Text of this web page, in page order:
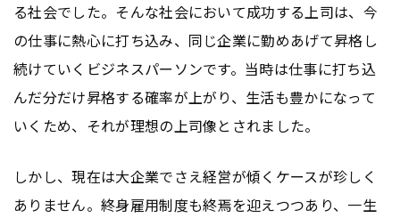
る社会でした。そんな社会において成功する上司は、今
の仕事に熱心に打ち込み、同じ企業に勤めあげて昇格し
続けていくビジネスパーソンです。当時は仕事に打ち込
んだ分だけ昇格する確率が上がり、生活も豊かになって
いくため、それが理想の上司像とされました。
しかし、現在は大企業でさえ経営が傾くケースが珍しく
ありません。終身雇用制度も終焉を迎えつつあり、一生